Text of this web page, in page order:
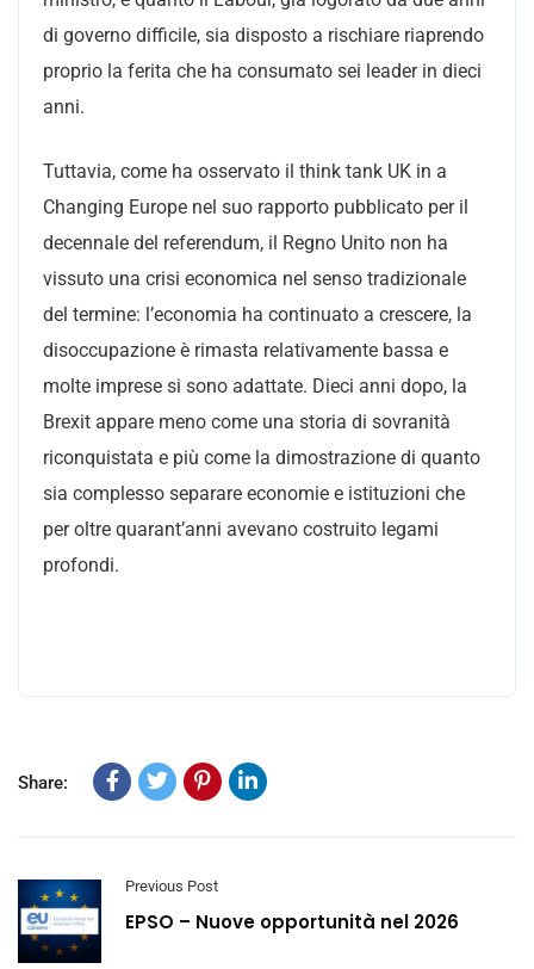
di governo difficile, sia disposto a rischiare riaprendo
proprio la ferita che ha consumato sei leader in dieci
anni.
Tuttavia, come ha osservato il think tank UK in a
Changing Europe nel suo rapporto pubblicato per il
decennale del referendum, il Regno Unito non ha
vissuto una crisi economica nel senso tradizionale
del termine: l’economia ha continuato a crescere, la
disoccupazione è rimasta relativamente bassa e
molte imprese si sono adattate. Dieci anni dopo, la
Brexit appare meno come una storia di sovranità
riconquistata e più come la dimostrazione di quanto
sia complesso separare economie e istituzioni che
per oltre quarant’anni avevano costruito legami
profondi.
Share:
Previous Post
EPSO – Nuove opportunità nel 2026